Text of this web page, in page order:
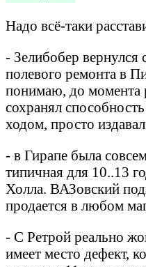
Надо всё-таки
- Зелибобер вернулся
полевого ремонта в
понимаю, до момента
сохранял
ходом, просто
- в Гирапе была
типичная для 10..13
Холла. ВАЗовский
продается в любом
- С Ретрой реально
имеет место дефект,